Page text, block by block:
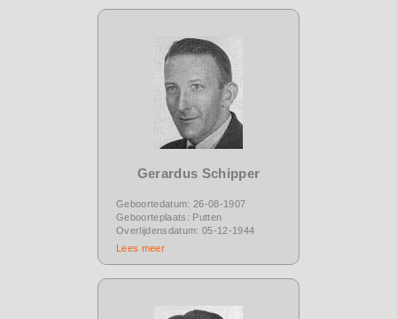
Gerardus Schipper
Geboortedatum: 26-08-1907
Geboorteplaats: Putten
Overlijdensdatum: 05-12-1944
Lees meer